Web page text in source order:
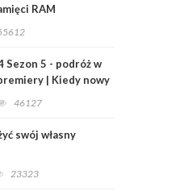
RAM
Sezon 5 - podróż w
| Kiedy nowy
46127
swój własny
23323